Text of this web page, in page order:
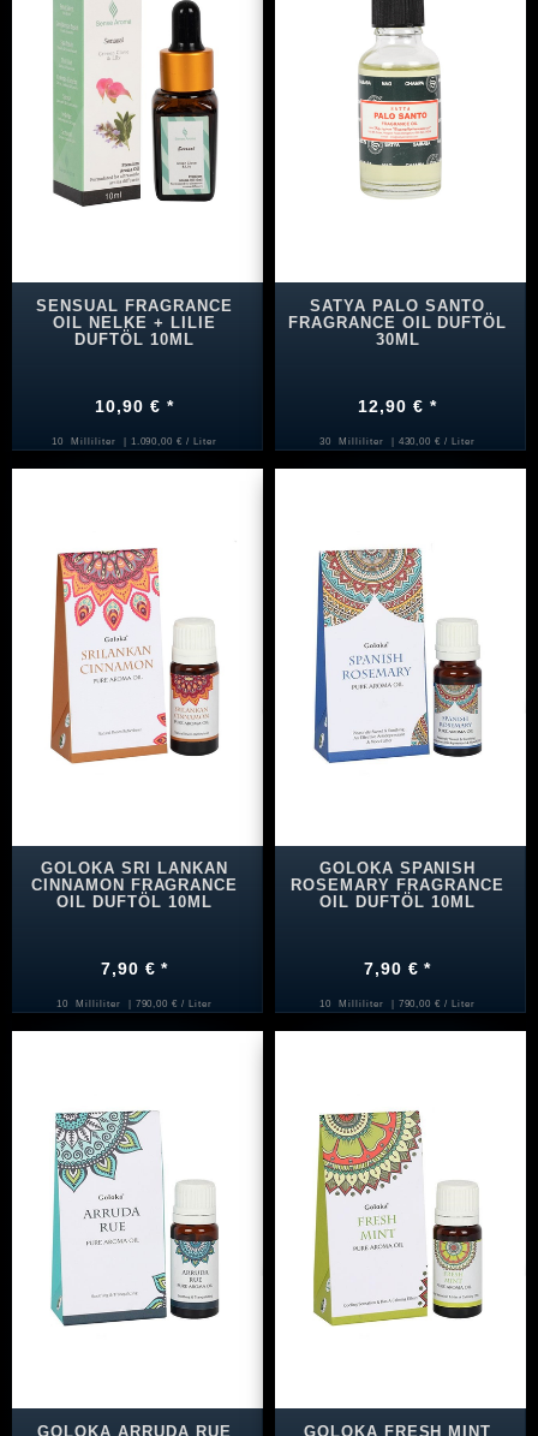
SENSUAL FRAGRANCE
OIL NELKE + LILIE
DUFTÖL 10ML
10,90 € *
10 Milliliter | 1.090,00 € / Liter
SATYA PALO SANTO
FRAGRANCE OIL DUFTÖL
30ML
12,90 € *
30 Milliliter | 430,00 € / Liter
GOLOKA SRI LANKAN
CINNAMON FRAGRANCE
OIL DUFTÖL 10ML
7,90 € *
10 Milliliter | 790,00 € / Liter
GOLOKA SPANISH
ROSEMARY FRAGRANCE
OIL DUFTÖL 10ML
7,90 € *
10 Milliliter | 790,00 € / Liter
GOLOKA ARRUDA RUE GOLOKA FRESH MINT